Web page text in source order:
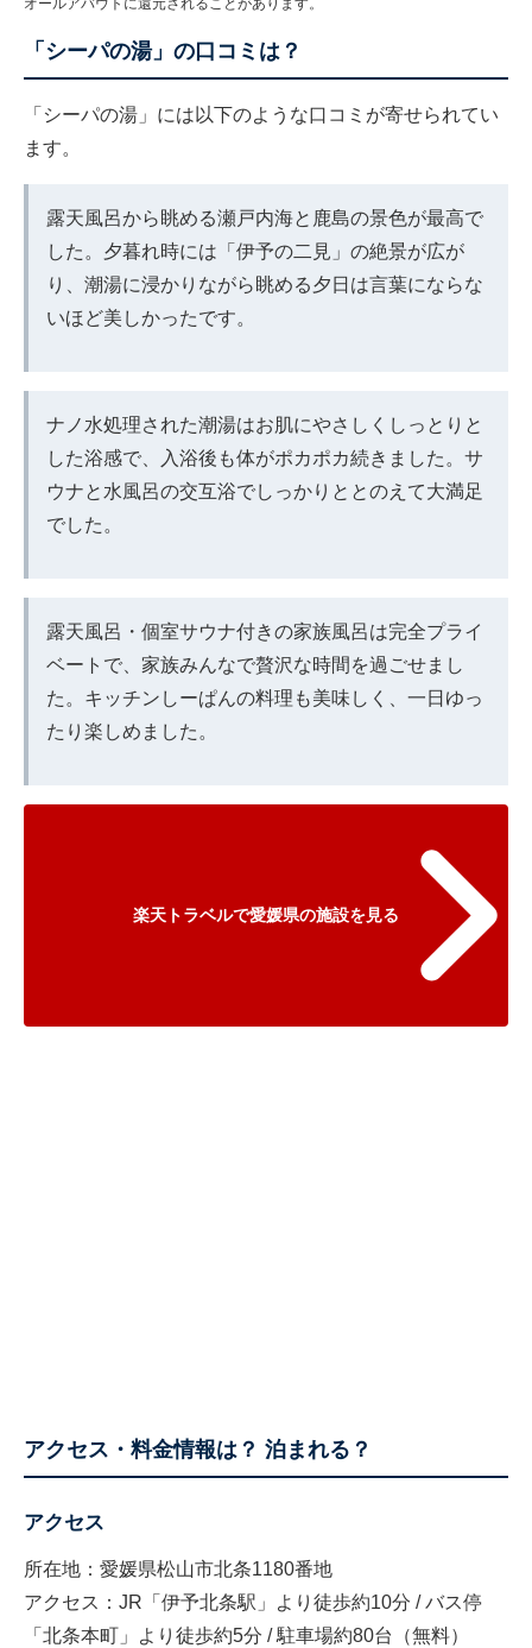
オールアバウトに還元されることがあります。
「シーパの湯」の口コミは？
「シーパの湯」には以下のような口コミが寄せられてい
ます。
露天風呂から眺める瀬戸内海と鹿島の景色が最高で
した。夕暮れ時には「伊予の二見」の絶景が広が
り、潮湯に浸かりながら眺める夕日は言葉にならな
いほど美しかったです。
ナノ水処理された潮湯はお肌にやさしくしっとりと
した浴感で、入浴後も体がポカポカ続きました。サ
ウナと水風呂の交互浴でしっかりととのえて大満足
でした。
露天風呂・個室サウナ付きの家族風呂は完全プライ
ベートで、家族みんなで贅沢な時間を過ごせまし
た。キッチンしーぱんの料理も美味しく、一日ゆっ
たり楽しめました。
楽天トラベルで愛媛県の施設を見る
アクセス・料金情報は？ 泊まれる？
アクセス
所在地：愛媛県松山市北条1180番地
アクセス：JR「伊予北条駅」より徒歩約10分 / バス停
「北条本町」より徒歩約5分 / 駐車場約80台（無料）